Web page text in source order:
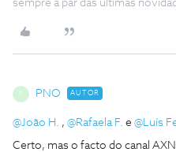
sempre a par das ultimas
PNO AUTOR
@João H. , ​ @Rafaela F. e ​ @Luís
Certo, mas o facto do canal